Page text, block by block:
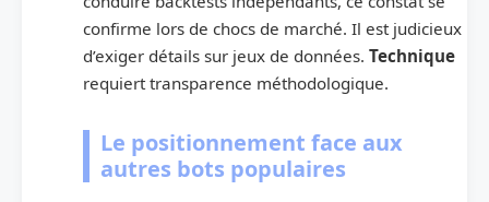
confirme lors de chocs de marché. Il est judicieux
d’exiger détails sur jeux de données. Technique
requiert transparence méthodologique.
Le positionnement face aux
autres bots populaires